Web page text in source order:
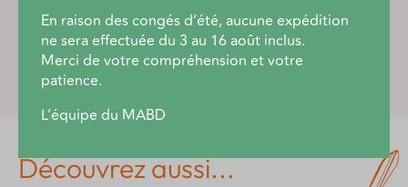
Description produit
Découvrez aussi...
En raison des congés d’été, aucune expédition
ne sera effectuée du 3 au 16 août inclus.
Merci de votre compréhension et votre
patience.
L’équipe du MABD